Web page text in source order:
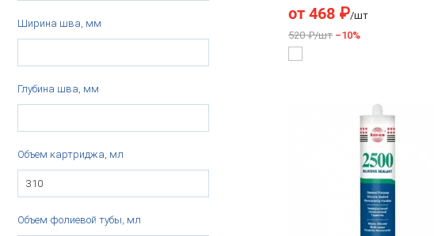
Ширина шва, мм
Глубина шва, мм
Объем картриджа, мл
Объем фолиевой тубы, мл
от 468₽/шт
520 ₽/шт –10%